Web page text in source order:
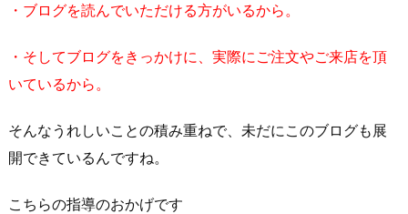
・ブログを読んでいただける方がいるから。
・そしてブログをきっかけに、実際にご注文やご来店を頂
いているから。
そんなうれしいことの積み重ねで、未だにこのブログも展
開できているんですね。
こちらの指導のおかげです